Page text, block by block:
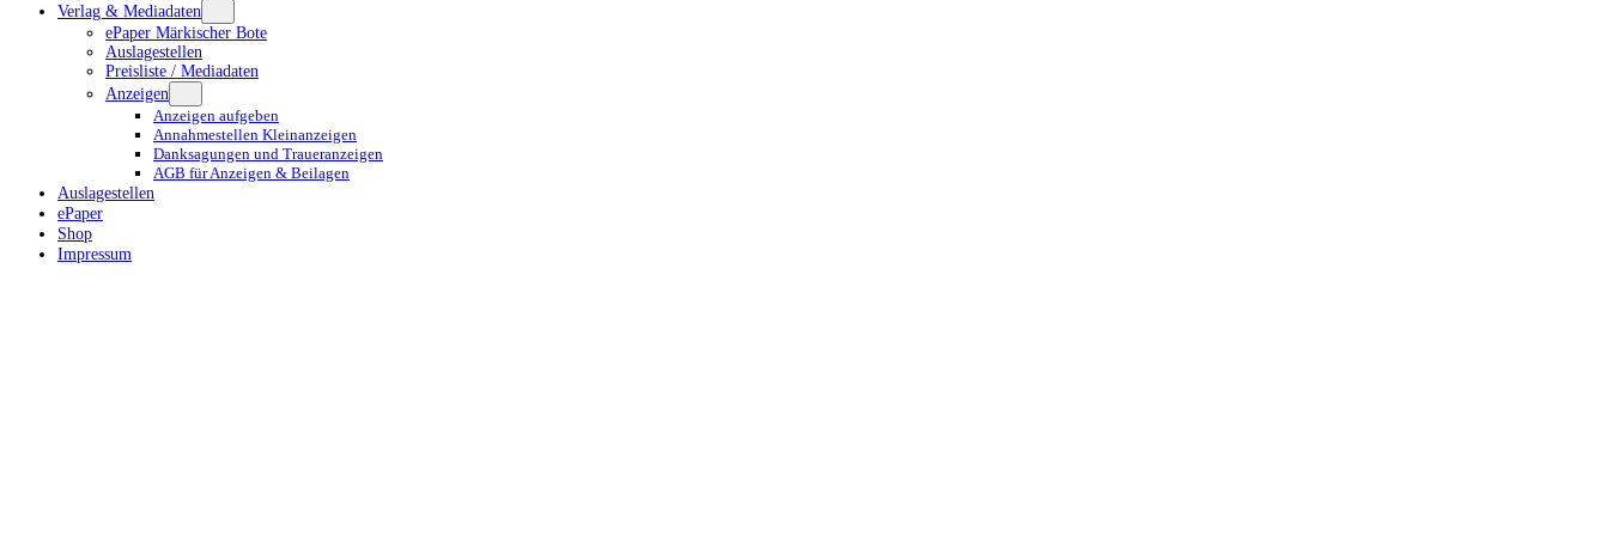
Verlag & Mediadaten
ePaper Märkischer Bote
Auslagestellen
Preisliste / Mediadaten
Anzeigen
Anzeigen aufgeben
Annahmestellen Kleinanzeigen
Danksagungen und Traueranzeigen
AGB für Anzeigen & Beilagen
Auslagestellen
ePaper
Shop
Impressum